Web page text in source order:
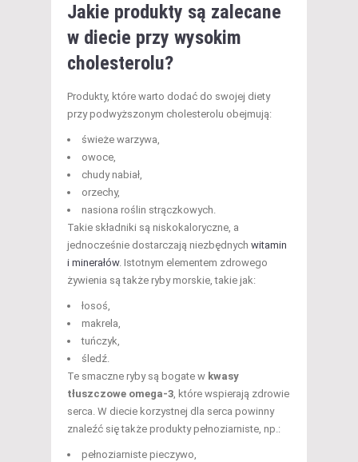
Jakie produkty są zalecane
w diecie przy wysokim
cholesterolu?
Produkty, które warto dodać do swojej diety
przy podwyższonym cholesterolu obejmują:
świeże warzywa,
owoce,
chudy nabiał,
orzechy,
nasiona roślin strączkowych.
Takie składniki są niskokaloryczne, a
jednocześnie dostarczają niezbędnych witamin
i minerałów. Istotnym elementem zdrowego
żywienia są także ryby morskie, takie jak:
łosoś,
makrela,
tuńczyk,
śledź.
Te smaczne ryby są bogate w kwasy
tłuszczowe omega-3, które wspierają zdrowie
serca. W diecie korzystnej dla serca powinny
znaleźć się także produkty pełnoziarniste, np.:
pełnoziarniste pieczywo,